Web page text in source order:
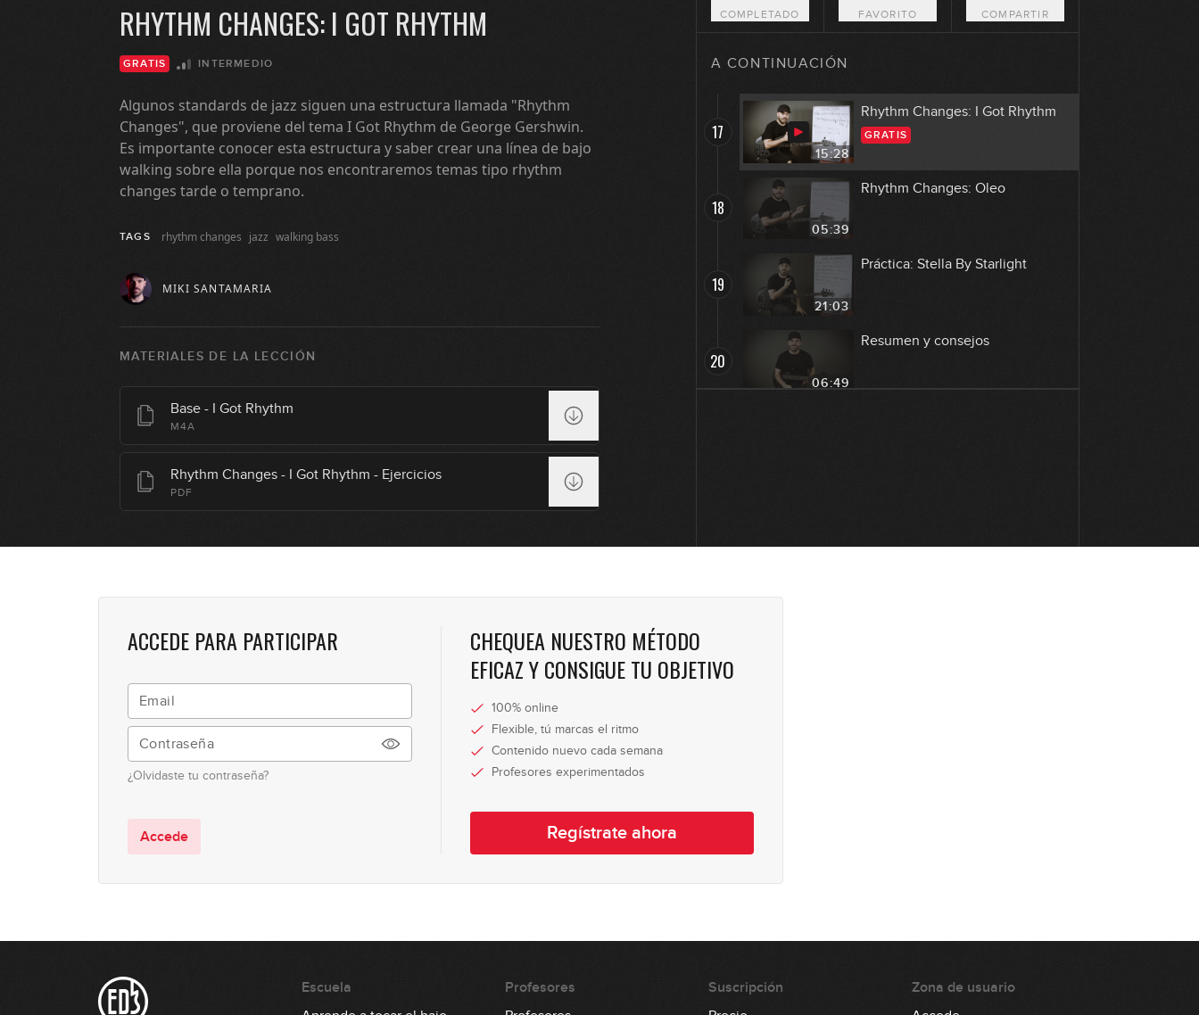
RHYTHM CHANGES: I GOT RHYTHM
GRATIS INTERMEDIO
Algunos standards de jazz siguen una estructura llamada "Rhythm
Changes", que proviene del tema I Got Rhythm de George Gershwin.
Es importante conocer esta estructura y saber crear una línea de bajo
walking sobre ella porque nos encontraremos temas tipo rhythm
changes tarde o temprano.
TAGS rhythm changes jazz walking bass
MIKI SANTAMARIA
MATERIALES DE LA LECCIÓN
Base - I Got Rhythm
M4A
Rhythm Changes - I Got Rhythm - Ejercicios
PDF
COMPLETADO FAVORITO COMPARTIR
A CONTINUACIÓN
16
Práctica: All Of Me
17
15:28
Rhythm Changes: I Got Rhythm
GRATIS
18
05:39
Rhythm Changes: Oleo
19
21:03
Práctica: Stella By Starlight
20
06:49
Resumen y consejos
ACCEDE PARA PARTICIPAR
¿Olvidaste tu contraseña?
Accede
CHEQUEA NUESTRO MÉTODO
EFICAZ Y CONSIGUE TU OBJETIVO
100% online
Flexible, tú marcas el ritmo
Contenido nuevo cada semana
Profesores experimentados
Regístrate ahora
Escuela
Profesores
Suscripción
Zona de usuario